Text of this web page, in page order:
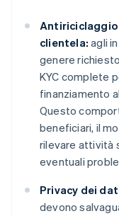
Antiriciclaggio
clientela: agli
genere
KYC complete
finanziamento
Questo
beneficiari, il
rilevare attività
eventuali
Privacy dei
devono